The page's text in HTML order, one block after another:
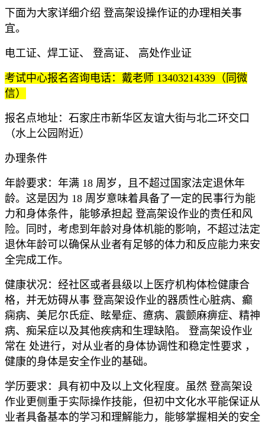
下面为大家详细介绍 登高架设操作证的办理相关事
宜。
电工证、焊工证、 登高证、 高处作业证
考试中心报名咨询电话：戴老师 13403214339（同微
信）
报名点地址：石家庄市新华区友谊大街与北二环交口
（水上公园附近）
办理条件
年龄要求：年满 18 周岁，且不超过国家法定退休年
龄。这是因为 18 周岁意味着具备了一定的民事行为能
力和身体条件，能够承担起 登高架设作业的责任和风
险。同时，考虑到年龄对身体机能的影响，不超过法定
退休年龄可以确保从业者有足够的体力和反应能力来安
全完成工作。
健康状况：经社区或者县级以上医疗机构体检健康合
格，并无妨碍从事 登高架设作业的器质性心脏病、癫
痫病、美尼尔氏症、眩晕症、癔病、震颤麻痹症、精神
病、痴呆症以及其他疾病和生理缺陷。 登高架设作业
常在 处进行，对从业者的身体协调性和稳定性要求 ，
健康的身体是安全作业的基础。
学历要求：具有初中及以上文化程度。虽然 登高架设
作业更侧重于实际操作技能，但初中文化水平能保证从
业者具备基本的学习和理解能力，能够掌握相关的安全